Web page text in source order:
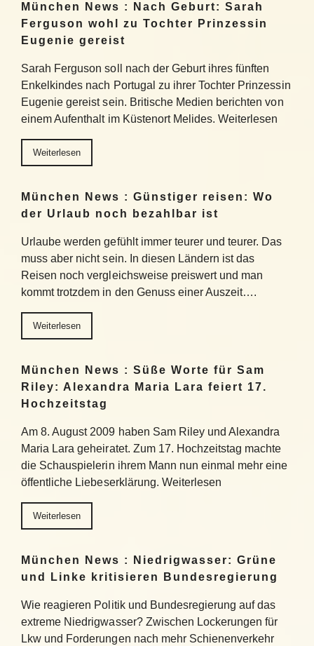
München News : Nach Geburt: Sarah
Ferguson wohl zu Tochter Prinzessin
Eugenie gereist
Sarah Ferguson soll nach der Geburt ihres fünften
Enkelkindes nach Portugal zu ihrer Tochter Prinzessin
Eugenie gereist sein. Britische Medien berichten von
einem Aufenthalt im Küstenort Melides. Weiterlesen
Weiterlesen
München News : Günstiger reisen: Wo
der Urlaub noch bezahlbar ist
Urlaube werden gefühlt immer teurer und teurer. Das
muss aber nicht sein. In diesen Ländern ist das
Reisen noch vergleichsweise preiswert und man
kommt trotzdem in den Genuss einer Auszeit….
Weiterlesen
München News : Süße Worte für Sam
Riley: Alexandra Maria Lara feiert 17.
Hochzeitstag
Am 8. August 2009 haben Sam Riley und Alexandra
Maria Lara geheiratet. Zum 17. Hochzeitstag machte
die Schauspielerin ihrem Mann nun einmal mehr eine
öffentliche Liebeserklärung. Weiterlesen
Weiterlesen
München News : Niedrigwasser: Grüne
und Linke kritisieren Bundesregierung
Wie reagieren Politik und Bundesregierung auf das
extreme Niedrigwasser? Zwischen Lockerungen für
Lkw und Forderungen nach mehr Schienenverkehr